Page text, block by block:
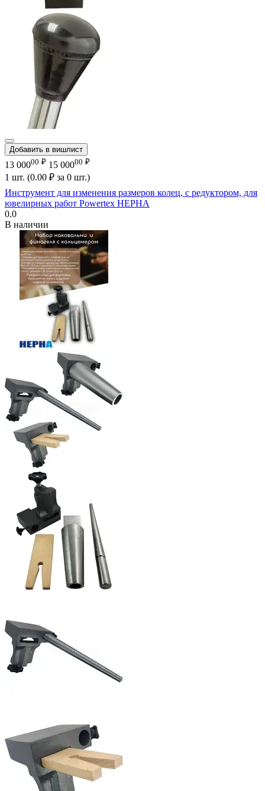
Добавить в вишлист
13 00000 ₽ 15 00000 ₽
1 шт. (0.00 ₽ за 0 шт.)
Инструмент для изменения размеров колец, с редуктором, для
ювелирных работ Powertex HEPHA
0.0
В наличии